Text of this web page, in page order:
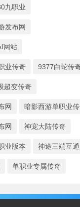
九职业
发布网
网站
业传奇 9377白蛇传
超变传奇
网 暗影西游单职业
网 神宠大陆传奇
业版本 神途三端互
单职业专属传奇